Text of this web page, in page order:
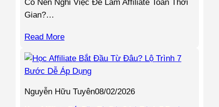
Có Nên Nghỉ Việc Để Làm Affiliate Toàn Thời
Gian?…
Read More
Nguyễn Hữu Tuyên08/02/2026